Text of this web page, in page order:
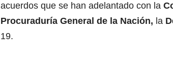
acuerdos que se han adelantado con la
Procuraduría General de la Nación, la
19.